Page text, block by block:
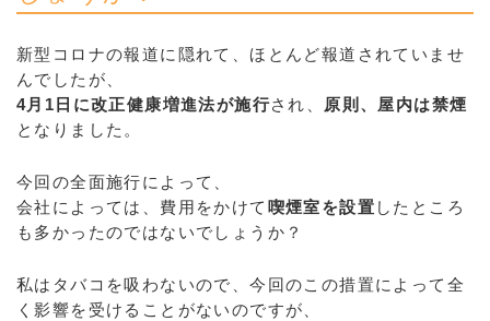
新型コロナの報道に隠れて、ほとんど報道されていませ
んでしたが、
4月1日に改正健康増進法が施行され、
原則、屋内は禁煙
となりました。
今回の全面施行によって、
会社によっては、費用をかけて 喫煙室を設置 したところ
も多かったのではないでしょうか？
私はタバコを吸わないので、今回のこの措置によって全
く影響を受けることがないのですが、